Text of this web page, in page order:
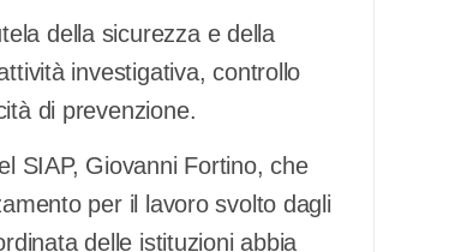
della sicurezza e della
investigativa, controllo
di prevenzione.
SIAP, Giovanni Fortino, che
per il lavoro svolto dagli
delle istituzioni abbia